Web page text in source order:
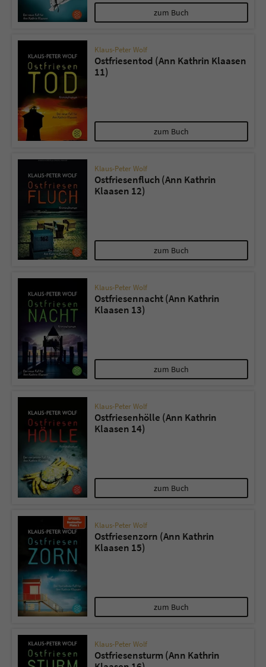
zum Buch
Klaus-Peter Wolf
Ostfriesentod (Ann Kathrin Klaasen
11)
zum Buch
Klaus-Peter Wolf
Ostfriesenfluch (Ann Kathrin
Klaasen 12)
zum Buch
Klaus-Peter Wolf
Ostfriesennacht (Ann Kathrin
Klaasen 13)
zum Buch
Klaus-Peter Wolf
Ostfriesenhölle (Ann Kathrin
Klaasen 14)
zum Buch
Klaus-Peter Wolf
Ostfriesenzorn (Ann Kathrin
Klaasen 15)
zum Buch
Klaus-Peter Wolf
Ostfriesensturm (Ann Kathrin